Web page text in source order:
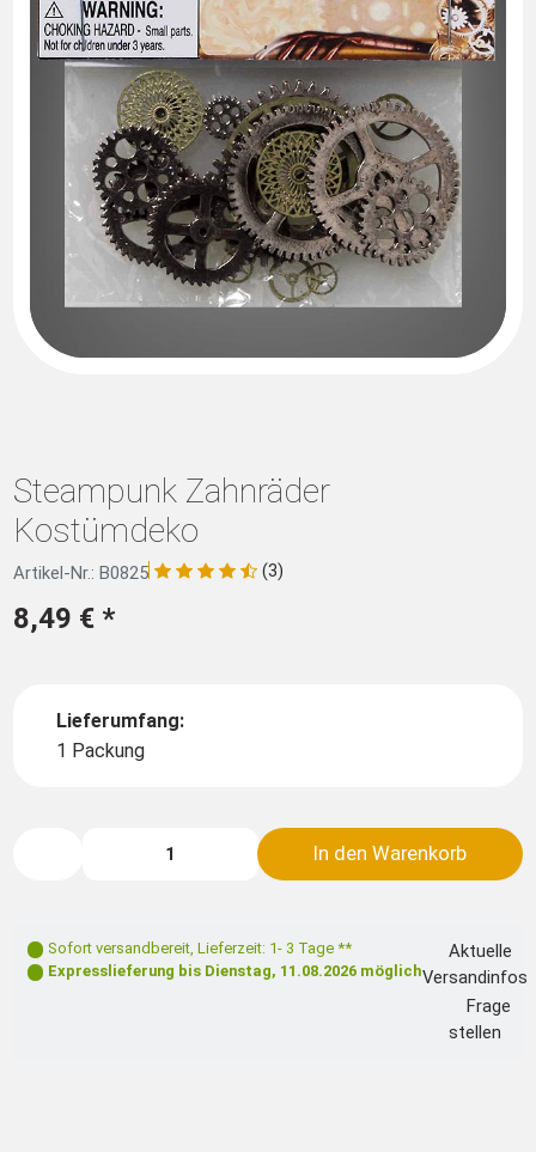
Steampunk Zahnräder
Kostümdeko
Artikel-Nr.: B0825 (3)
8,49 € *
Lieferumfang:
1 Packung
In den Warenkorb
Sofort versandbereit, Lieferzeit: 1- 3 Tage **
Expresslieferung bis Dienstag, 11.08.2026 möglich
Aktuelle
Versandinfos
Frage
stellen